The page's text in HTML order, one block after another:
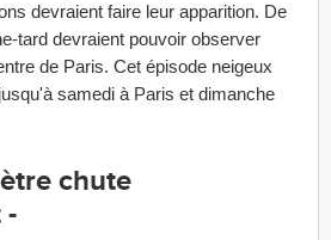
devraient faire leur apparition. De
tard devraient pouvoir observer
de Paris. Cet épisode neigeux
samedi à Paris et dimanche
chute
-